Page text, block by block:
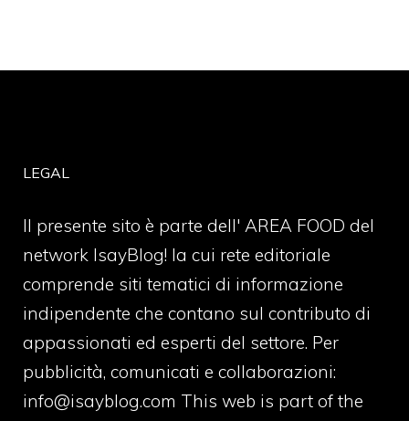
LEGAL
Il presente sito è parte dell' AREA FOOD del
network IsayBlog! la cui rete editoriale
comprende siti tematici di informazione
indipendente che contano sul contributo di
appassionati ed esperti del settore. Per
pubblicità, comunicati e collaborazioni:
info@isayblog.com This web is part of the